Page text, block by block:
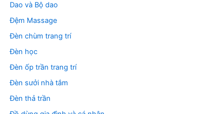
Dao và Bộ dao
Đệm Massage
Đèn chùm trang trí
Đèn học
Đèn ốp trần trang trí
Đèn sưởi nhà tắm
Đèn thả trần